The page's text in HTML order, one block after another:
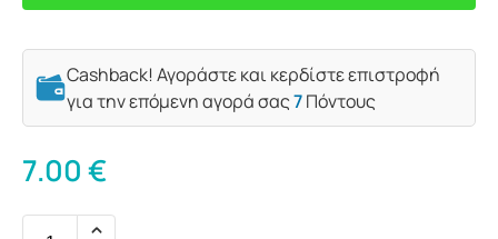
Cashback! Αγοράστε και κερδίστε επιστροφή
για την επόμενη αγορά σας7Πόντους
7.00€